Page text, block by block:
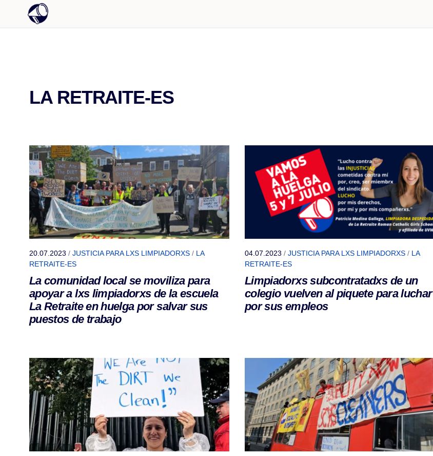
LA RETRAITE-ES
20.07.2023 / JUSTICIA PARA LXS LIMPIADORXS / LA
RETRAITE-ES
La comunidad local se moviliza para
apoyar a lxs limpiadorxs de la escuela
La Retraite en huelga por salvar sus
puestos de trabajo
04.07.2023 / JUSTICIA PARA LXS LIMPIADORXS / LA
RETRAITE-ES
Limpiadorxs subcontratadxs de un
colegio vuelven al piquete para luchar
por sus empleos